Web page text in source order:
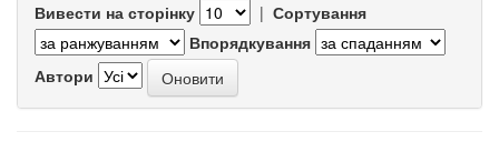
Вивести на сторінку | Сортування
Впорядкування
Автори